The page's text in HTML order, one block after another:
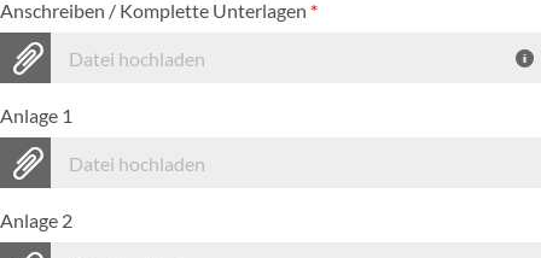
Anschreiben / Komplette Unterlagen *
Datei hochladen
Anlage 1
Datei hochladen
Anlage 2